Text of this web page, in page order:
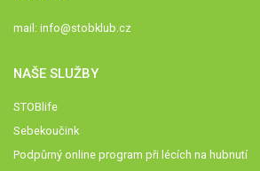
mail: info@stobklub.cz
NAŠE SLUŽBY
STOBlife
Sebekoučink
Podpůrný online program při lécích na hubnutí